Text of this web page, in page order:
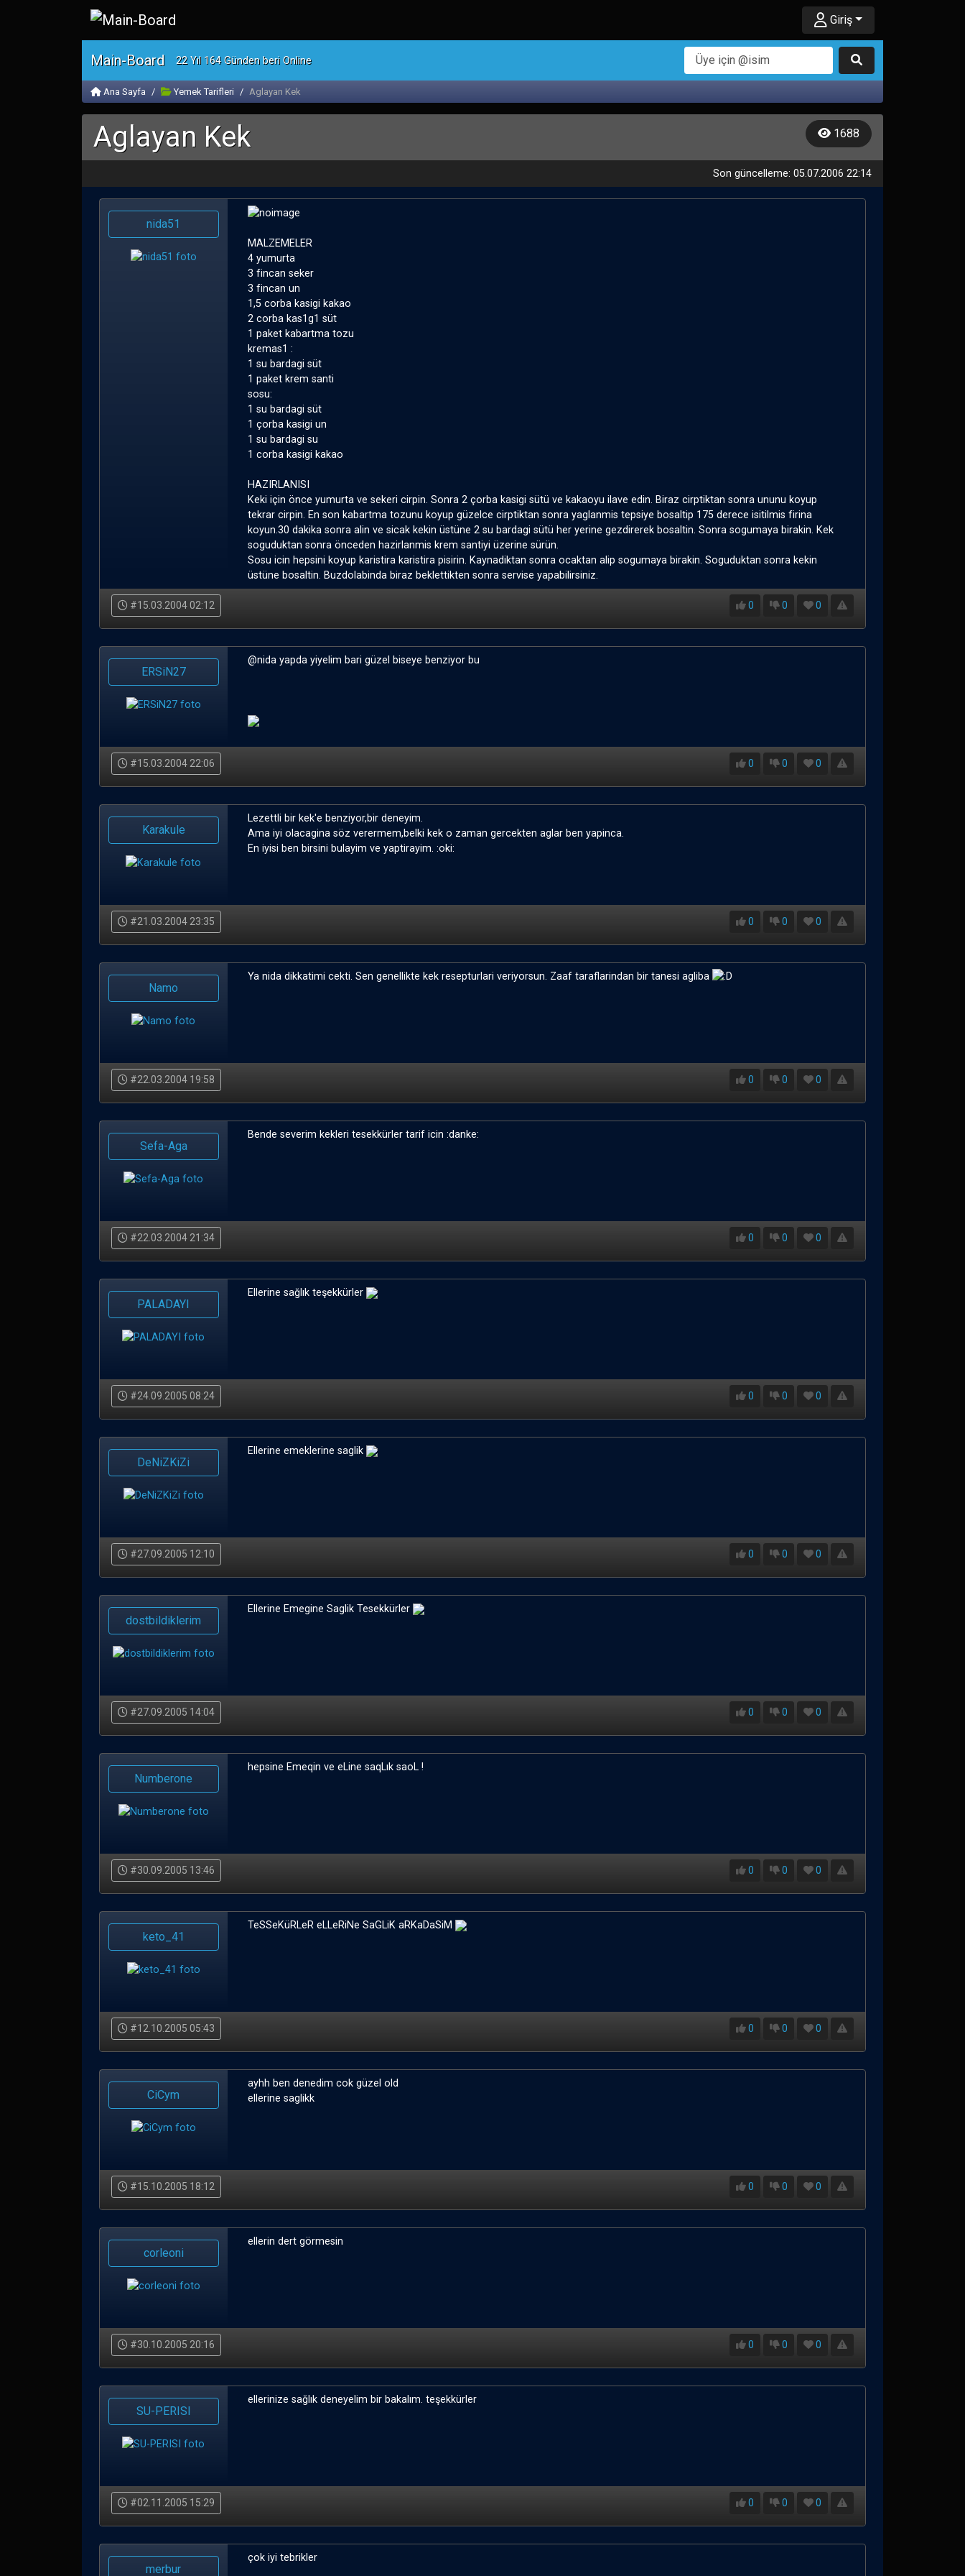
Giriş
Main-Board 22 Yıl 164 Günden beri Online
Ana Sayfa Yemek Tarifleri Aglayan Kek
Aglayan Kek 1688
Son güncelleme: 05.07.2006 22:14
nida51
MALZEMELER
4 yumurta
3 fincan seker
3 fincan un
1,5 corba kasigi kakao
2 corba kas1g1 süt
1 paket kabartma tozu
kremas1 :
1 su bardagi süt
1 paket krem santi
sosu:
1 su bardagi süt
1 çorba kasigi un
1 su bardagi su
1 corba kasigi kakao
HAZIRLANISI
Keki için önce yumurta ve sekeri cirpin. Sonra 2 çorba kasigi sütü ve kakaoyu ilave edin. Biraz cirptiktan sonra ununu koyup
tekrar cirpin. En son kabartma tozunu koyup güzelce cirptiktan sonra yaglanmis tepsiye bosaltip 175 derece isitilmis firina
koyun.30 dakika sonra alin ve sicak kekin üstüne 2 su bardagi sütü her yerine gezdirerek bosaltin. Sonra sogumaya birakin. Kek
soguduktan sonra önceden hazirlanmis krem santiyi üzerine sürün.
Sosu icin hepsini koyup karistira karistira pisirin. Kaynadiktan sonra ocaktan alip sogumaya birakin. Soguduktan sonra kekin
üstüne bosaltin. Buzdolabinda biraz beklettikten sonra servise yapabilirsiniz.
#15.03.2004 02:12 0 0 0
ERSiN27
@nida yapda yiyelim bari güzel biseye benziyor bu
#15.03.2004 22:06 0 0 0
Karakule
Lezettli bir kek'e benziyor,bir deneyim.
Ama iyi olacagina söz verermem,belki kek o zaman gercekten aglar ben yapinca.
En iyisi ben birsini bulayim ve yaptirayim. :oki:
#21.03.2004 23:35 0 0 0
Namo
Ya nida dikkatimi cekti. Sen genellikte kek resepturlari veriyorsun. Zaaf taraflarindan bir tanesi agliba
#22.03.2004 19:58 0 0 0
Sefa-Aga
Bende severim kekleri tesekkürler tarif icin :danke:
#22.03.2004 21:34 0 0 0
PALADAYI
Ellerine sağlık teşekkürler
#24.09.2005 08:24 0 0 0
DeNiZKiZi
Ellerine emeklerine saglik
#27.09.2005 12:10 0 0 0
dostbildiklerim
Ellerine Emegine Saglik Tesekkürler
#27.09.2005 14:04 0 0 0
Numberone
hepsine Emeqin ve eLine saqLık saoL !
#30.09.2005 13:46 0 0 0
keto_41
TeSSeKüRLeR eLLeRiNe SaGLiK aRKaDaSiM
#12.10.2005 05:43 0 0 0
CiCym
ayhh ben denedim cok güzel old
ellerine saglikk
#15.10.2005 18:12 0 0 0
corleoni
ellerin dert görmesin
#30.10.2005 20:16 0 0 0
SU-PERISI
ellerinize sağlık deneyelim bir bakalım. teşekkürler
#02.11.2005 15:29 0 0 0
merbur
çok iyi tebrikler